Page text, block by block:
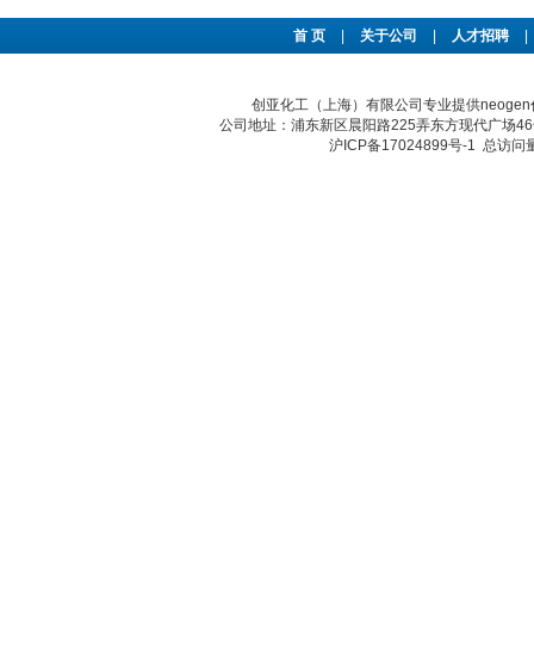
首 页 关于公司 人才招聘
创亚化工（上海）有限公司专业提供
公司地址：浦东新区晨阳路225弄东方现代广场
沪ICP备17024899号-1 总访问